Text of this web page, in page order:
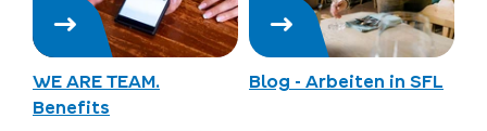
WE ARE TEAM.
Benefits
Blog - Arbeiten in SFL